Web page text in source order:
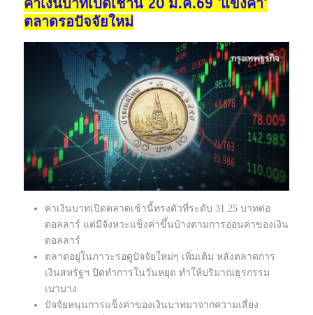
ค่าเงินบาทเปิดเช้านี้ 20 ม.ค.69 ‘แข็งค่า‘
ตลาดรอปัจจัยใหม่
ค่าเงินบาทเปิดตลาดเช้านี้ทรงตัวที่ระดับ 31.25 บาทต่อ
ดอลลาร์ แต่มีจังหวะแข็งค่าขึ้นบ้างตามการอ่อนค่าของเงิน
ดอลลาร์
ตลาดอยู่ในภาวะรอดูปัจจัยใหม่ๆ เพิ่มเติม หลังตลาดการ
เงินสหรัฐฯ ปิดทำการในวันหยุด ทำให้ปริมาณธุรกรรม
เบาบาง
ปัจจัยหนุนการแข็งค่าของเงินบาทมาจากความเสี่ยง